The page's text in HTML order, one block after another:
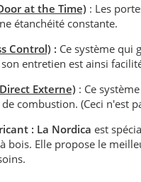
at the Time) : Les
étanchéité constante.
Control) : Ce système qui
entretien est ainsi
Externe) : Ce
combustion. (Ceci n'est
: La Nordica est
bois. Elle propose le